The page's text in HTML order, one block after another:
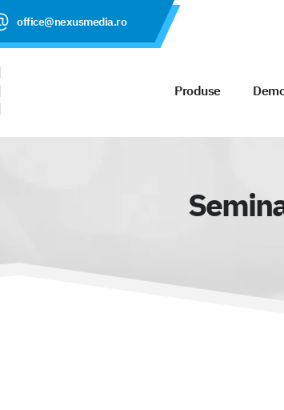
office@nexusmedia.ro
Produse